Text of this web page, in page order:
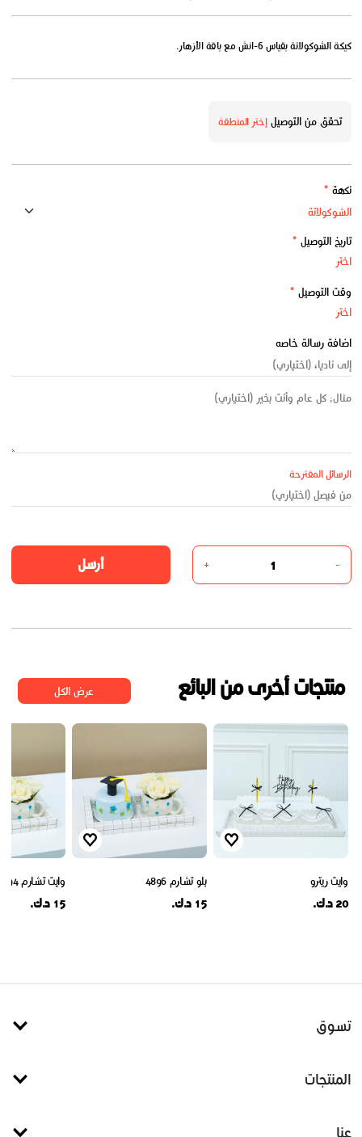
كيكة الشوكولاتة بقياس 6-انش مع باقة الأزهار.
تحقق من التوصيلإختر المنطقة
نكهة *
تاريخ التوصيل *
وقت التوصيل *
اضافة رسالة خاصه
الرسائل المقترحة
-
+ أرسل
منتجات أخرى من البائع عرض الكل
وايت ريترو
20 د.ك.
بلو تشارم 4896
15 د.ك.
وايت تشارم 4894
15 د.ك.
تسوق
المنتجات
عنا